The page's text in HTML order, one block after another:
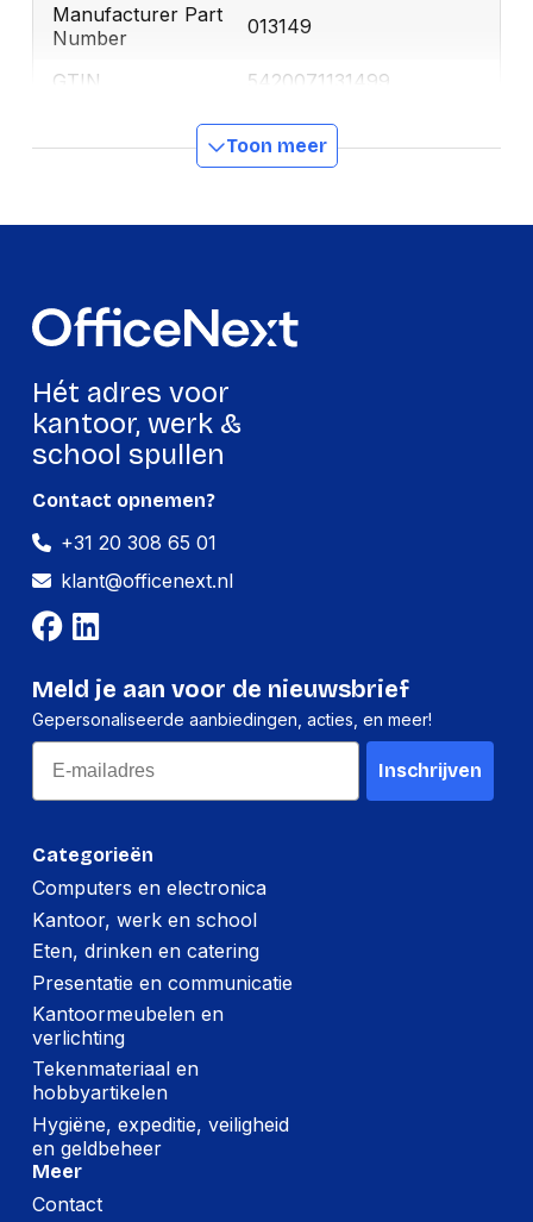
Manufacturer Part
Number
013149
GTIN 5420071131499
Productformaat
Gewicht
24 g
Verpakking
Per stuk
Hoeveelheid:
Breedte:
Hoogte:
Lengte:
Gewicht:
24 gram
Hoeveelheid:
42 stuks
Hoogte:
185 millimeter
Lengte:
315 millimeter
Gewicht:
1116 gram
Toon meer
Hét adres voor
kantoor, werk &
school spullen
Categorieën
Computers en electronica
Kantoor, werk en school
Eten, drinken en catering
Presentatie en communicatie
Kantoormeubelen en
verlichting
Tekenmateriaal en
hobbyartikelen
Hygiëne, expeditie, veiligheid
en geldbeheer
Meer
Contact
Contact opnemen?
+31 20 308 65 01
klant@officenext.nl
Meld je aan voor de nieuwsbrief
Gepersonaliseerde aanbiedingen, acties, en meer!
Email
Inschrijven